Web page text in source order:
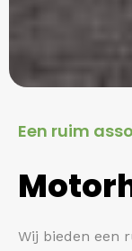
Een ruim
Wij bieden een